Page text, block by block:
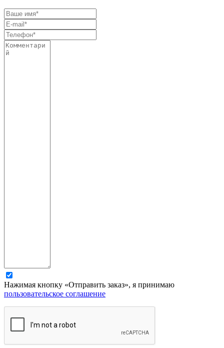
Нажимая кнопку «Отправить заказ», я принимаю
пользовательское соглашение